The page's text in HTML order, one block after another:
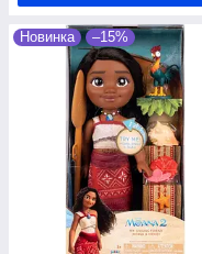
Новинка –15%